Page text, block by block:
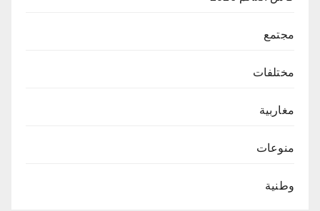
مجتمع
مختلفات
مغاربية
منوعات
وطنية